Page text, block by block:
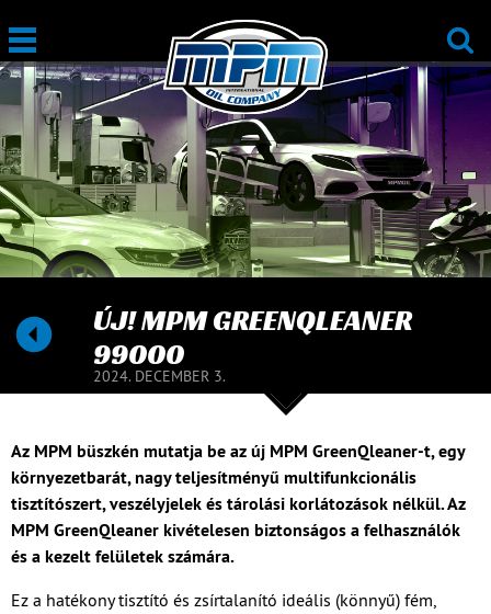
ÚJ! MPM GREENQLEANER
99000
2024. DECEMBER 3.
Az MPM büszkén mutatja be az új MPM GreenQleaner-t, egy
környezetbarát, nagy teljesítményű multifunkcionális
tisztítószert, veszélyjelek és tárolási korlátozások nélkül. Az
MPM GreenQleaner kivételesen biztonságos a felhasználók
és a kezelt felületek számára.
Ez a hatékony tisztító és zsírtalanító ideális (könnyű) fém,